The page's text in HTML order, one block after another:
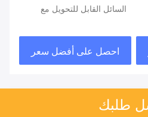
السائل القابل للتحويل مع
احصل على أفضل سعر
طلبك